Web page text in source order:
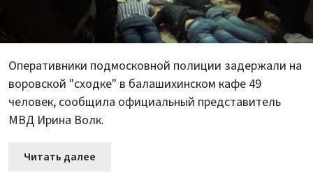
Оперативники подмосковной полиции задержали на
воровской "сходке" в балашихинском кафе 49
человек, сообщила официальный представитель
МВД Ирина Волк.
Читать далее